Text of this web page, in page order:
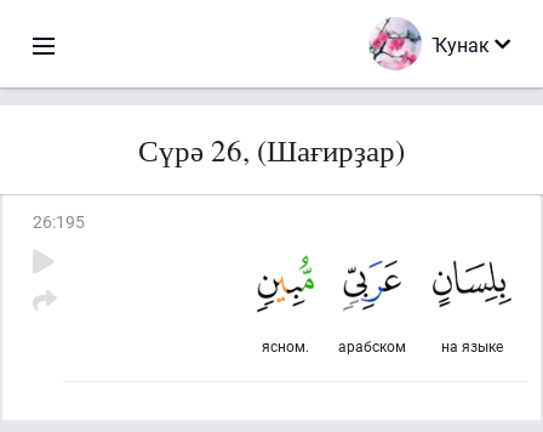
Ҡунак
Сүрә 26, (Шағирҙар)
26:195
на языке
арабском
ясном.